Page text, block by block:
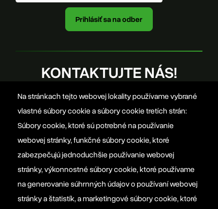
KONTAKTUJTE NÁS!
office@szovetseg.sk
Platforma EPP 2012
Manifesto EPP
Na stránkach tejto webovej lokality používame vybrané
vlastné súbory cookie a súbory cookie tretích strán:
Súbory cookie, ktoré sú potrebné na používanie
webovej stránky, funkčné súbory cookie, ktoré
zabezpečujú jednoduchšie používanie webovej
stránky, výkonnostné súbory cookie, ktoré používame
na generovanie súhrnných údajov o používaní webovej
stránky a štatistík, a marketingové súbory cookie, ktoré